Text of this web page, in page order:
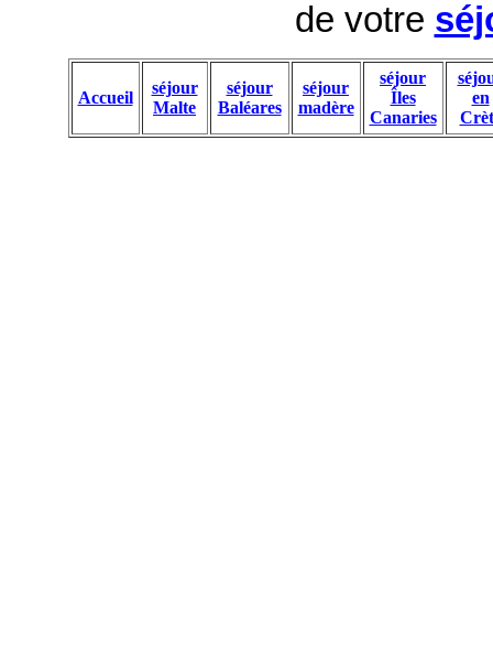
de votre
Accueil
séjour
Malte
séjour
Baléares
séjour
madère
séjour
Îles
Canaries
en